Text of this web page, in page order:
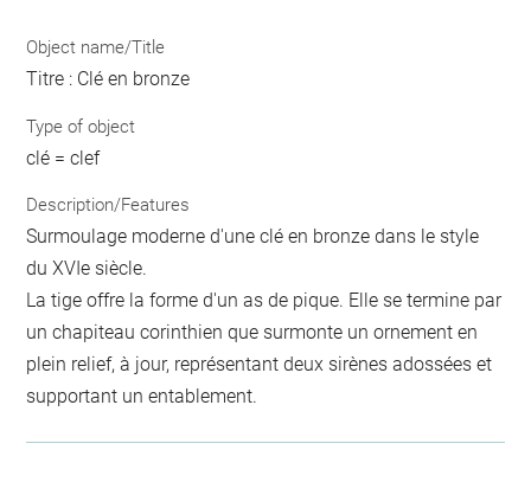
Object name/Title
Titre : Clé en bronze
Type of object
clé = clef
Description/Features
Surmoulage moderne d'une clé en bronze dans le style
du XVIe siècle.
La tige offre la forme d'un as de pique. Elle se termine par
un chapiteau corinthien que surmonte un ornement en
plein relief, à jour, représentant deux sirènes adossées et
supportant un entablement.